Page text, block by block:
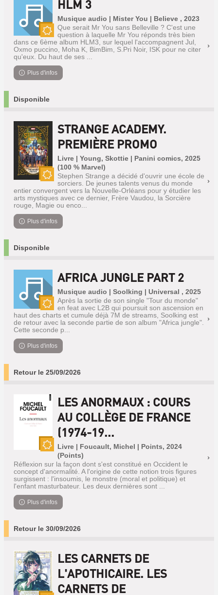
Nouveauté
HLM 3
Musique audio | Mister You | Believe , 2023
Que serait Mr You sans Belleville ? C'est une
question à laquelle Mr You réponds très bien
dans ce 6ème album HLM3, sur lequel l'accompagnent Jul,
Oxmo puccino, Moha K, BimBim, S.Pri Noir, ISK pour ne citer
qu'eux. Du haut de ses ...
Plus d'infos
Disponible
STRANGE ACADEMY.
PREMIÈRE PROMO
Livre | Young, Skottie | Panini comics, 2025
(100 % Marvel)
Stephen Strange a décidé d'ouvrir une école de
sorciers. De jeunes talents venus du monde
entier convergent vers la Nouvelle-Orléans pour y étudier les
arts mystiques avec ce dernier, Frère Vaudou, la Sorcière
rouge, Magie ou enco...
Plus d'infos
Disponible
Nouveauté
AFRICA JUNGLE PART 2
Musique audio | Soolking | Universal , 2025
Après la sortie de son single "Tour du monde"
en feat avec L2B qui poursuit son ascension en
haut des charts et cumule déjà 7M de streams, Soolking est
de retour avec la seconde partie de son album "Africa jungle".
Cette seconde p...
Plus d'infos
Retour le 25/09/2026
LES ANORMAUX : COURS
AU COLLÈGE DE FRANCE
(1974-19...
Livre | Foucault, Michel | Points, 2024
(Points)
Réflexion sur la façon dont s'est constitué en Occident le
concept d'anormalité. A l'origine de cette notion trois figures
surgissent : l'insoumis, le monstre (moral et politique) et
l'enfant masturbateur. Les deux dernières sont ...
Plus d'infos
Retour le 30/09/2026
LES CARNETS DE
L'APOTHICAIRE. LES
CARNETS DE